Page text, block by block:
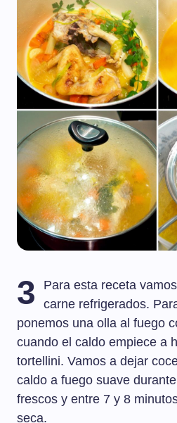
3
Para esta receta
carne refrigerados.
ponemos una olla al fuego
cuando el caldo empiece a
tortellini. Vamos a dejar
caldo a fuego suave
frescos y entre 7 y 8
seca.